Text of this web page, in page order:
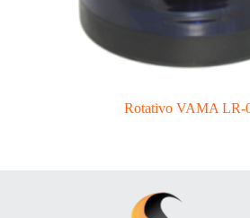
Rotativo VAMA LR-